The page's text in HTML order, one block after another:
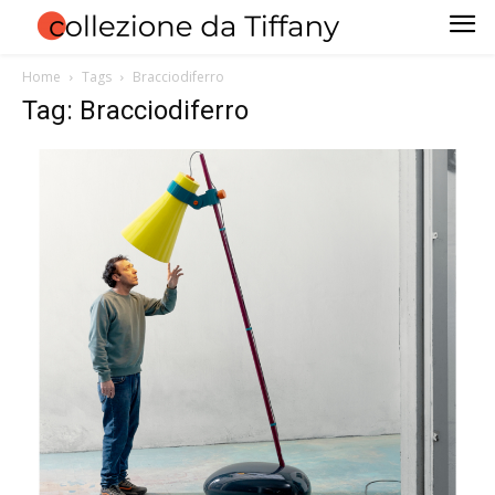
Home Tags Bracciodiferro
Tag: Bracciodiferro